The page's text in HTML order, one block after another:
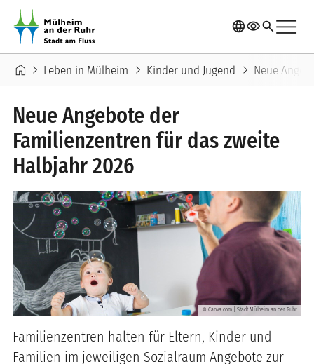
Direkt zum Inhalt
languagevisibilitysearchmenu
Pfadnavigation
home chevron_right Leben in Mülheim chevron_right Kinder und Jugend chevron_right Neue
Neue Angebote der
Familienzentren für das zweite
Halbjahr 2026
© Canva.com | Stadt Mülheim an der Ruhr
Familienzentren halten für Eltern, Kinder und
Familien im jeweiligen Sozialraum Angebote zur